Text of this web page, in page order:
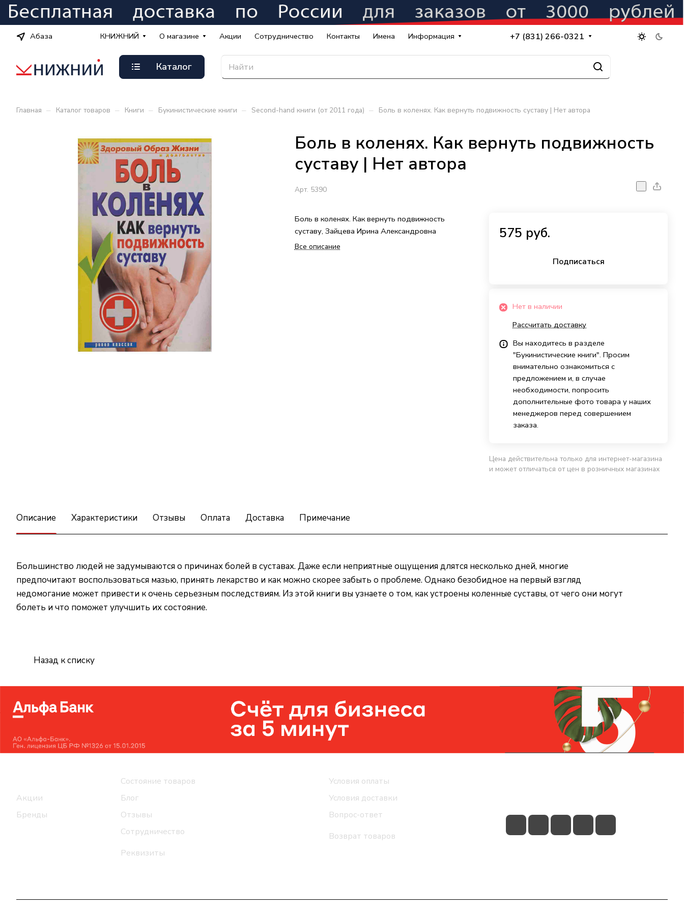
Абаза КНИЖНИЙ О магазине Акции Сотрудничество Контакты Имена Информация +7 (831) 266-0321
Каталог
Главная – Каталог товаров – Книги – Букинистические книги – Second-hand книги (от 2011 года) – Боль в коленях. Как вернуть подвижность суставу | Нет автора
Боль в коленях. Как вернуть подвижность
суставу | Нет автора
Арт. 5390
Боль в коленях. Как вернуть подвижность
суставу, Зайцева Ирина Александровна
Все описание
575 руб.
Подписаться
Нет в наличии
Рассчитать доставку
Вы находитесь в разделе
"Букинистические книги". Просим
внимательно ознакомиться с
предложением и, в случае
необходимости, попросить
дополнительные фото товара у наших
менеджеров перед совершением
заказа.
Цена действительна только для интернет-магазина
и может отличаться от цен в розничных магазинах
Описание Характеристики Отзывы Оплата Доставка Примечание
Большинство людей не задумываются о причинах болей в суставах. Даже если неприятные ощущения длятся несколько дней, многие
предпочитают воспользоваться мазью, принять лекарство и как можно скорее забыть о проблеме. Однако безобидное на первый взгляд
недомогание может привести к очень серьезным последствиям. Из этой книги вы узнаете о том, как устроены коленные суставы, от чего они могут
болеть и что поможет улучшить их состояние.
Назад к списку
Акции
Бренды
Состояние товаров
Блог
Отзывы
Сотрудничество
Реквизиты
Условия оплаты
Условия доставки
Вопрос-ответ
Возврат товаров